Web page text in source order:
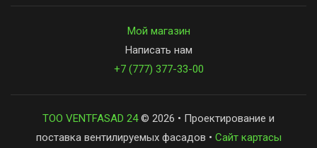
Мой магазин
Написать нам
+7 (777) 377-33-00
ТОО VENTFASAD 24© 2026 • Проектирование и
поставка вентилируемых фасадов • Сайт картасы